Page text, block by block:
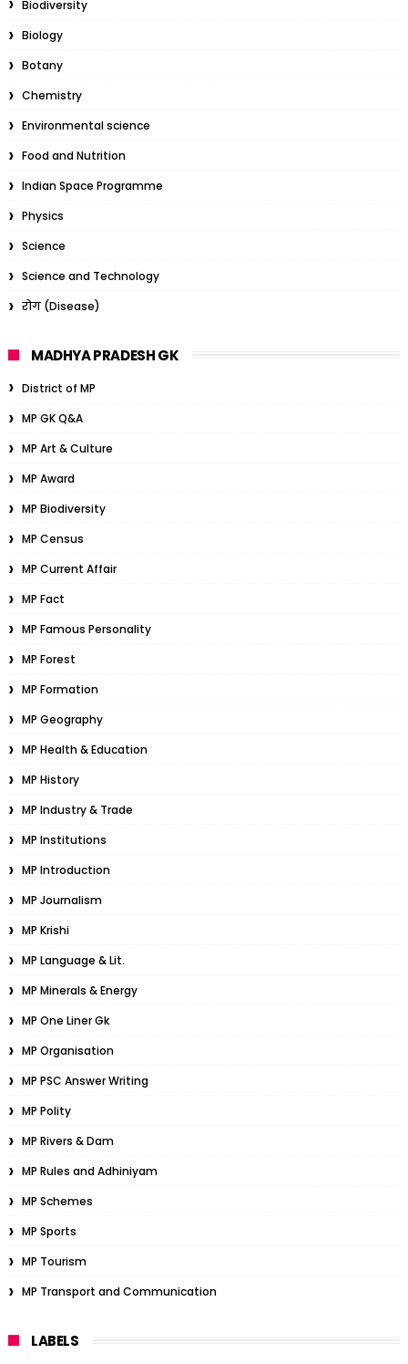
Biodiversity
Biology
Botany
Chemistry
Environmental science
Food and Nutrition
Indian Space Programme
Physics
Science
Science and Technology
रोग (Disease)
MADHYA PRADESH GK
District of MP
MP GK Q&A
MP Art & Culture
MP Award
MP Biodiversity
MP Census
MP Current Affair
MP Fact
MP Famous Personality
MP Forest
MP Formation
MP Geography
MP Health & Education
MP History
MP Industry & Trade
MP Institutions
MP Introduction
MP Journalism
MP Krishi
MP Language & Lit.
MP Minerals & Energy
MP One Liner Gk
MP Organisation
MP PSC Answer Writing
MP Polity
MP Rivers & Dam
MP Rules and Adhiniyam
MP Schemes
MP Sports
MP Tourism
MP Transport and Communication
LABELS